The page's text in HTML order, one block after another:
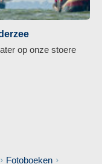
op onze stoere
Fotoboeken